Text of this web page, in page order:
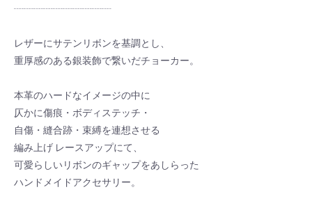
┈┈┈┈┈┈┈┈┈┈
レザーにサテンリボンを基調とし、
重厚感のある銀装飾で繋いだチョーカー。
本革のハードなイメージの中に
仄かに傷痕・ボディステッチ・
自傷・縫合跡・束縛を連想させる
編み上げ レースアップにて、
可愛らしいリボンのギャップをあしらった
ハンドメイドアクセサリー。